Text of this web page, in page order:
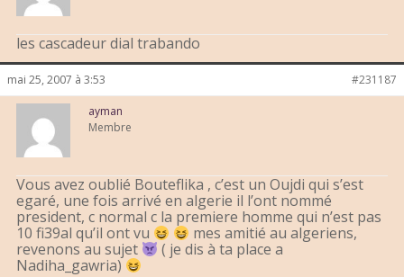
les cascadeur dial trabando
mai 25, 2007 à 3:53 #231187
ayman
Membre
Vous avez oublié Bouteflika , c’est un Oujdi qui s’est
egaré, une fois arrivé en algerie il l’ont nommé
president, c normal c la premiere homme qui n’est pas
10 fi39al qu’il ont vu
mes amitié au algeriens,
revenons au sujet
( je dis à ta place a
Nadiha_gawria)